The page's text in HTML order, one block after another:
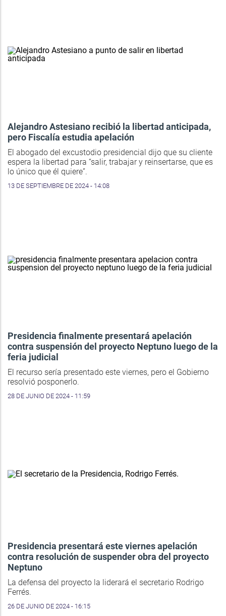
Alejandro Astesiano recibió la libertad anticipada,
pero Fiscalía estudia apelación
El abogado del excustodio presidencial dijo que su cliente
espera la libertad para “salir, trabajar y reinsertarse, que es
lo único que él quiere”.
13 DE SEPTIEMBRE DE 2024 - 14:08
Presidencia finalmente presentará apelación
contra suspensión del proyecto Neptuno luego de la
feria judicial
El recurso sería presentado este viernes, pero el Gobierno
resolvió posponerlo.
28 DE JUNIO DE 2024 - 11:59
Presidencia presentará este viernes apelación
contra resolución de suspender obra del proyecto
Neptuno
La defensa del proyecto la liderará el secretario Rodrigo
Ferrés.
26 DE JUNIO DE 2024 - 16:15